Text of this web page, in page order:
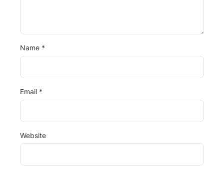
Name *
Email *
Website